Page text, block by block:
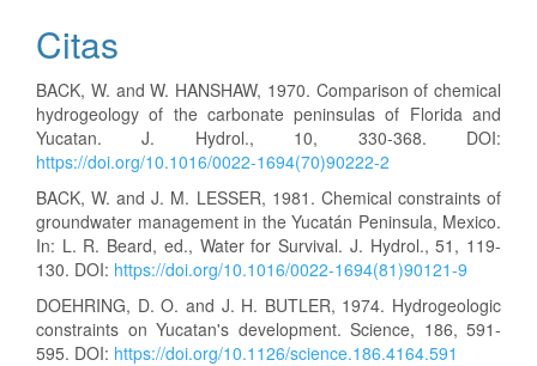
Citas
BACK, W. and W. HANSHAW, 1970. Comparison of chemical
hydrogeology of the carbonate peninsulas of Florida and
Yucatan. J. Hydrol., 10, 330-368. DOI:
https://doi.org/10.1016/0022-1694(70)90222-2
BACK, W. and J. M. LESSER, 1981. Chemical constraints of
groundwater management in the Yucatán Peninsula, Mexico.
In: L. R. Beard, ed., Water for Survival. J. Hydrol., 51, 119-
130. DOI: https://doi.org/10.1016/0022-1694(81)90121-9
DOEHRING, D. O. and J. H. BUTLER, 1974. Hydrogeologic
constraints on Yucatan's development. Science, 186, 591-
595. DOI: https://doi.org/10.1126/science.186.4164.591